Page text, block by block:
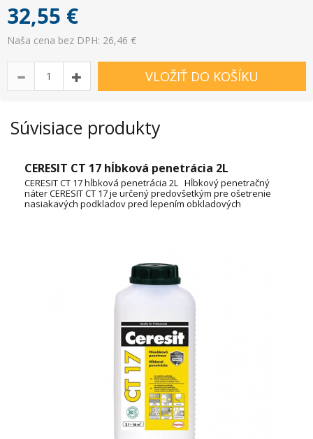
32,55 €
Naša cena bez DPH: 26,46 €
VLOŽIŤ DO KOŠÍKU
Súvisiace produkty
CERESIT CT 17 hĺbková penetrácia 2L
CERESIT CT 17 hĺbková penetrácia 2L Hĺbkový penetračný
náter CERESIT CT 17 je určený predovšetkým pre ošetrenie
nasiakavých podkladov pred lepením obkladových
a vápennocementové podklady už po uplynutí 15 min. od
aplikácie penetrácie. Tento produkt je dostupný aj v 5L a 10L
balení. VÝDATNOSŤ BALENIA (2L) cca 16 m2 TECHNICKÝ LIST